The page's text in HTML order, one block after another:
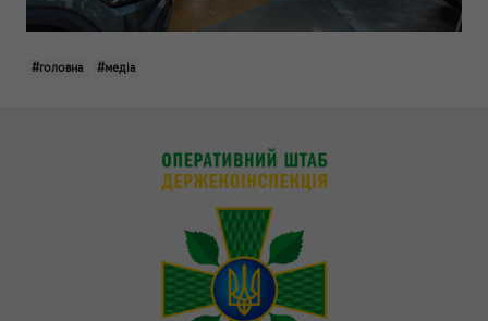
#головна #медіа